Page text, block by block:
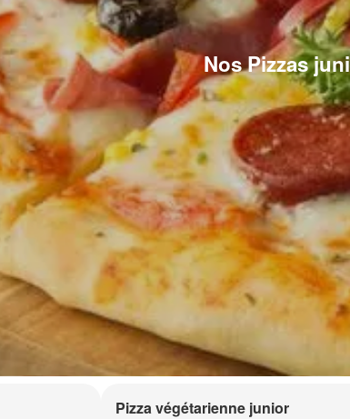
Nos Pizzas
Pizza végétarienne junior